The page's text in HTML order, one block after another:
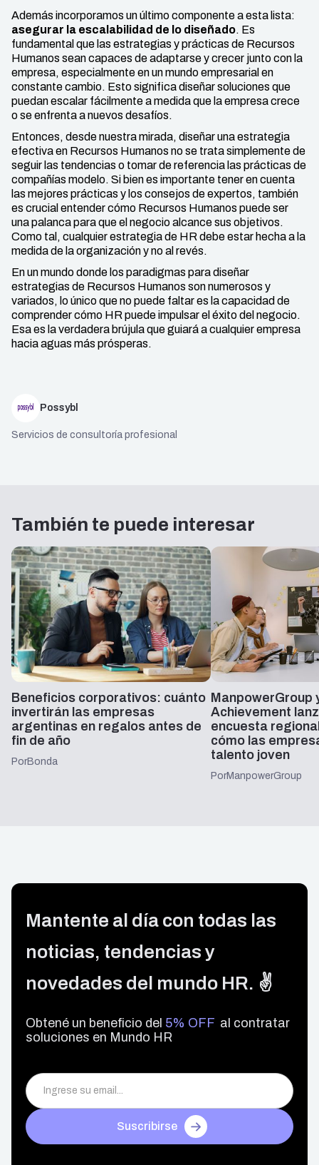
Además incorporamos un último componente a esta lista:
asegurar la escalabilidad de lo diseñado. Es
fundamental que las estrategias y prácticas de Recursos
Humanos sean capaces de adaptarse y crecer junto con la
empresa, especialmente en un mundo empresarial en
constante cambio. Esto significa diseñar soluciones que
puedan escalar fácilmente a medida que la empresa crece
o se enfrenta a nuevos desafíos.
Entonces, desde nuestra mirada, diseñar una estrategia
efectiva en Recursos Humanos no se trata simplemente de
seguir las tendencias o tomar de referencia las prácticas de
compañías modelo. Si bien es importante tener en cuenta
las mejores prácticas y los consejos de expertos, también
es crucial entender cómo Recursos Humanos puede ser
una palanca para que el negocio alcance sus objetivos.
Como tal, cualquier estrategia de HR debe estar hecha a la
medida de la organización y no al revés.
En un mundo donde los paradigmas para diseñar
estrategias de Recursos Humanos son numerosos y
variados, lo único que no puede faltar es la capacidad de
comprender cómo HR puede impulsar el éxito del negocio.
Esa es la verdadera brújula que guiará a cualquier empresa
hacia aguas más prósperas.
Possybl
Servicios de consultoría profesional
También te puede interesar
Beneficios corporativos: cuánto
invertirán las empresas
argentinas en regalos antes de
fin de año
PorBonda
ManpowerGroup
Achievement
encuesta
cómo las
talento joven
PorManpowerGroup
Mantente al día con todas las
noticias, tendencias y
novedades del mundo HR. ✌️
Obtené un beneficio del 5% OFF al contratar
soluciones en Mundo HR
Suscribirse